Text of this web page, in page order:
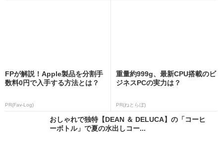
FPが解説！Apple製品を分割手
数料0円で入手する方法とは？
PR(Fav-Log)
重量約999g、最新CPU搭載のビ
ジネスPCの実力は？
PR(ねとらぼ)
おしゃれで独特【DEAN ＆ DELUCA】の「コーヒ
ーボトル」で夏の水出しコー...